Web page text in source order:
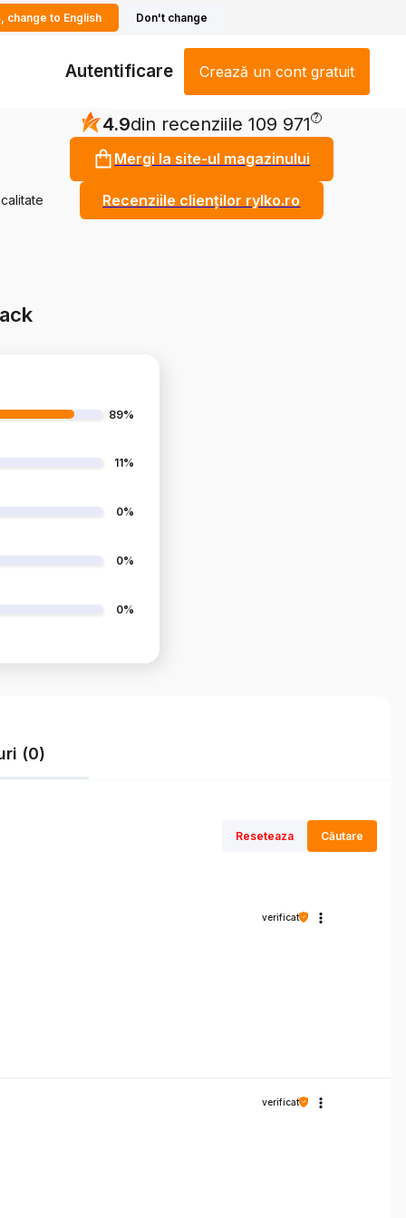
change to English Don't change
Autentificare Crează un cont gratuit
4.9din recenziile 109 971 ?
Mergi la site-ul magazinului
Recenziile clienților rylko.ro
89%
11%
0%
0%
0%
(0)
Reseteaza Căutare
verificat
verificat